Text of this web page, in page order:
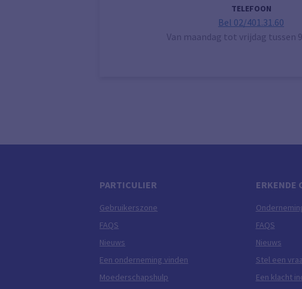
TELEFOON
Bel 02/401.31.60
Van maandag tot vrijdag tussen
PARTICULIER
Gebruikerszone
FAQS
Nieuws
Een onderneming vinden
Moederschapshulp
ERKENDE
FAQS
Nieuws
Stel een
Een klacht